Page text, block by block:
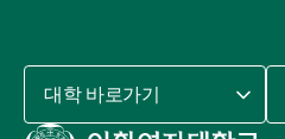
대학 바로가기